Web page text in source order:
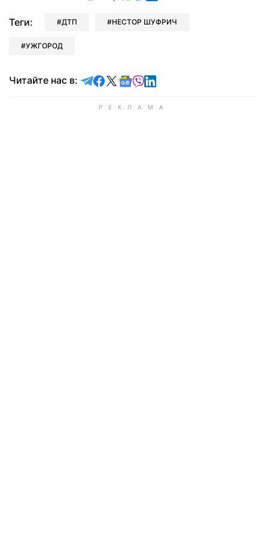
Теги: ДТП НЕСТОР ШУФРИЧ
УЖГОРОД
Читайте нас в: Читайте в Telegram
Читайте в Facebook
Читайте в X
Читайте в Google news
Читайте в Viber
Читайте в LinkedIn